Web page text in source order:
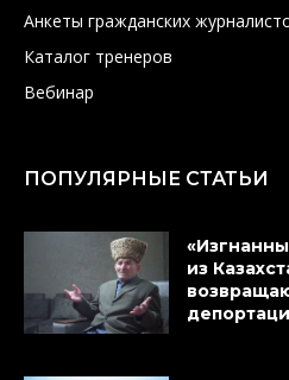
Анкеты гражданских
Каталог тренеров
Вебинар
ПОПУЛЯРНЫЕ СТАТЬИ
из